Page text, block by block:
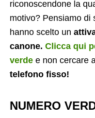
riconoscendone la
motivo? Pensiamo di
hanno scelto un
canone. Clicca qui
verde e non cercare
telefono fisso!
NUMERO